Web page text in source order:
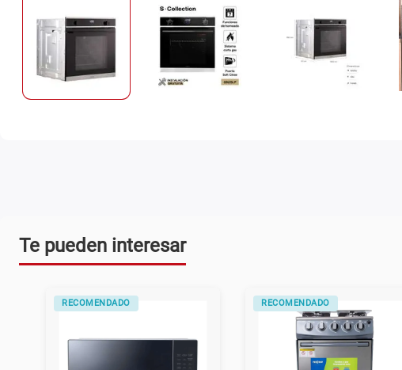
Te pueden interesar
RECOMENDADO RECOMENDADO